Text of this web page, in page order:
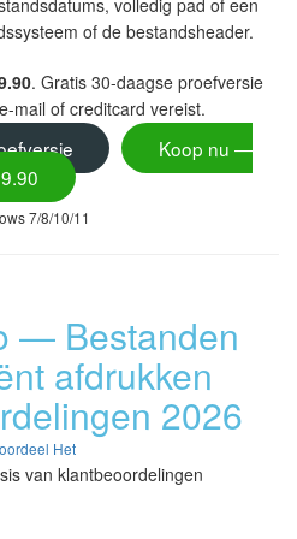
of de bestandsheader.
. Gratis 30-daagse proefversie
mail of creditcard vereist.
Koop nu —
7/8/10/11
— Bestanden
afdrukken
2026
Het
van klantbeoordelingen